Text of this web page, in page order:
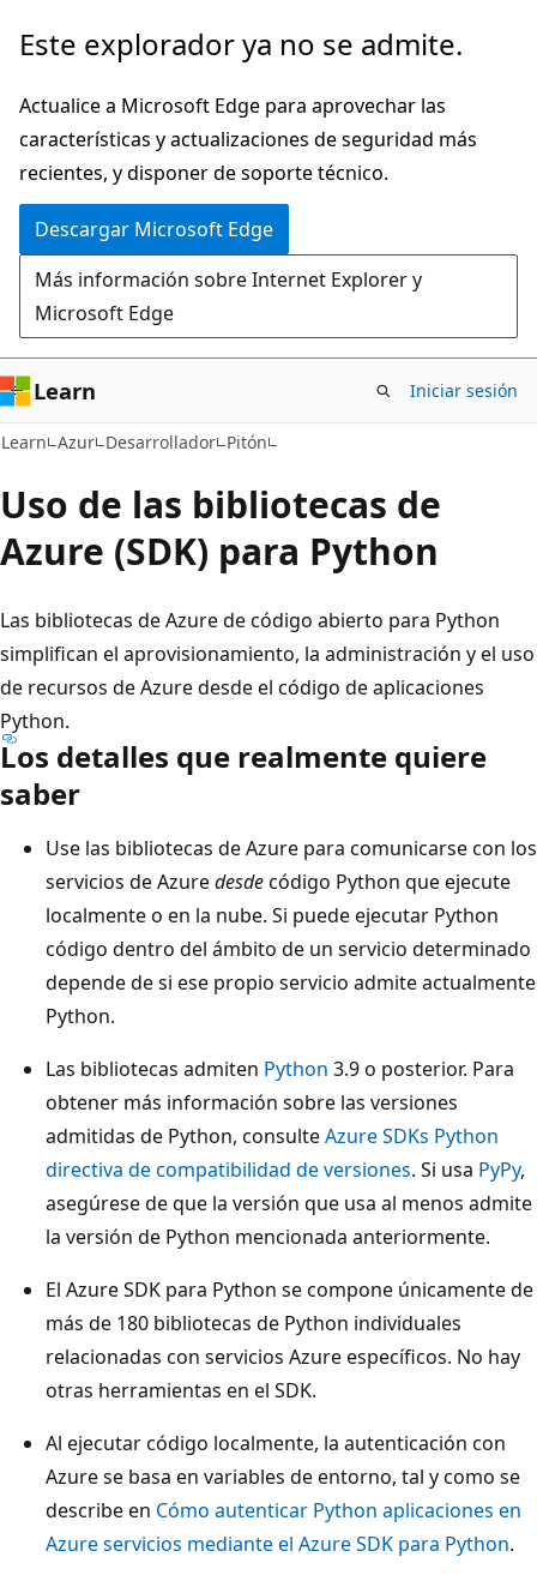
Ir
contenido
principal
Este explorador ya no se admite.
Actualice a Microsoft Edge para aprovechar las
características y actualizaciones de seguridad más
recientes, y disponer de soporte técnico.
Descargar Microsoft Edge
Más información sobre Internet Explorer y
Microsoft Edge
Learn Iniciar sesión
Learn Azur Desarrollador Pitón
Uso de las bibliotecas de
Azure (SDK) para Python
Las bibliotecas de Azure de código abierto para Python
simplifican el aprovisionamiento, la administración y el uso
de recursos de Azure desde el código de aplicaciones
Python.
Los detalles que realmente quiere
saber
Use las bibliotecas de Azure para comunicarse con los
servicios de Azuredesdecódigo Python que ejecute
localmente o en la nube. Si puede ejecutar Python
código dentro del ámbito de un servicio determinado
depende de si ese propio servicio admite actualmente
Python.
Las bibliotecas admiten Python 3.9 o posterior. Para
obtener más información sobre las versiones
admitidas de Python, consulteAzure SDKs Python
directiva de compatibilidad de versiones. Si usa PyPy,
asegúrese de que la versión que usa al menos admite
la versión de Python mencionada anteriormente.
El Azure SDK para Python se compone únicamente de
más de 180 bibliotecas de Python individuales
relacionadas con servicios Azure específicos. No hay
otras herramientas en el SDK.
Al ejecutar código localmente, la autenticación con
Azure se basa en variables de entorno, tal y como se
describe en Cómo autenticar Python aplicaciones en
Azure servicios mediante el Azure SDK para Python.